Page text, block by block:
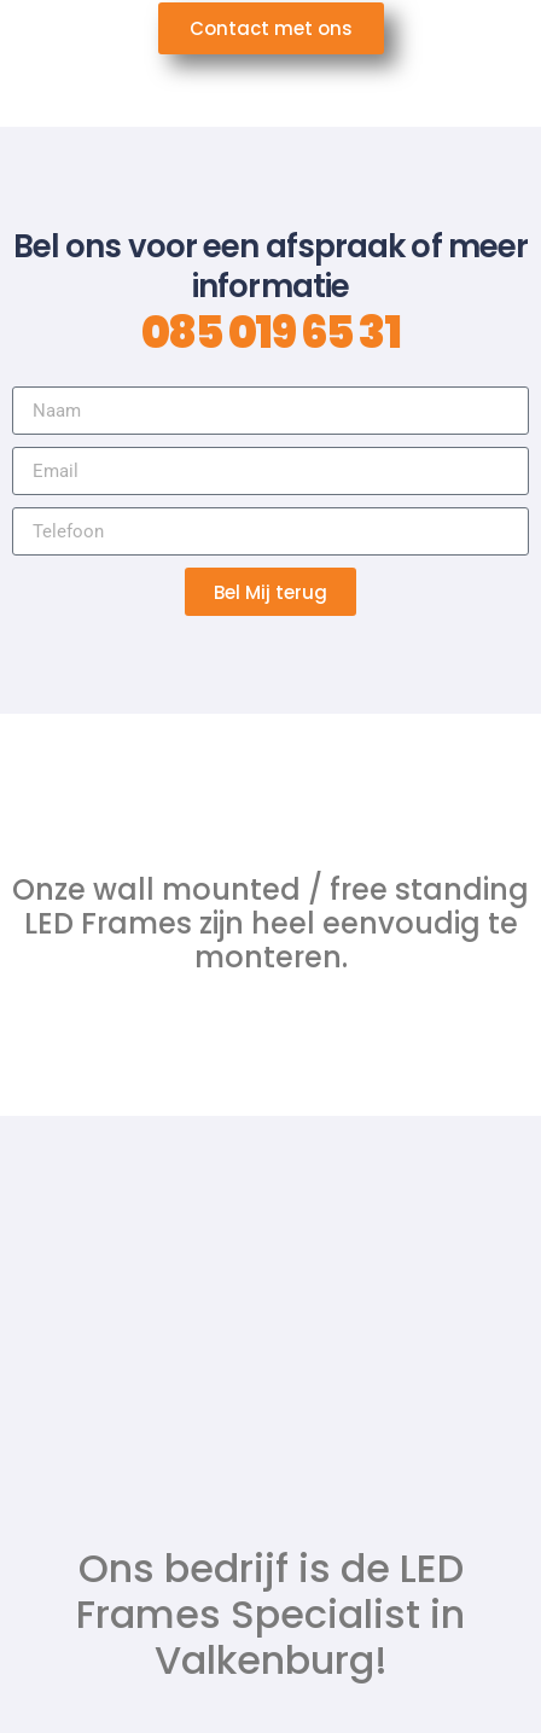
Contact met ons
Bel ons voor een afspraak of meer
informatie
085 019 65 31
Bel Mij terug
Onze wall mounted / free standing
LED Frames zijn heel eenvoudig te
monteren.
Ons bedrijf is de LED
Frames Specialist in
Valkenburg!